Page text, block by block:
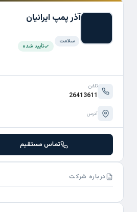
آذر پمپ ایرانیان
سلامت
تأیید شده
تلفن
26413611
آدرس
تماس مستقیم
درباره شرکت